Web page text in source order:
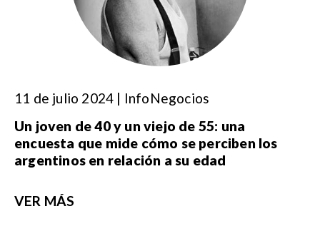
11 de julio 2024 | InfoNegocios
Un joven de 40 y un viejo de 55: una
encuesta que mide cómo se perciben los
argentinos en relación a su edad
VER MÁS